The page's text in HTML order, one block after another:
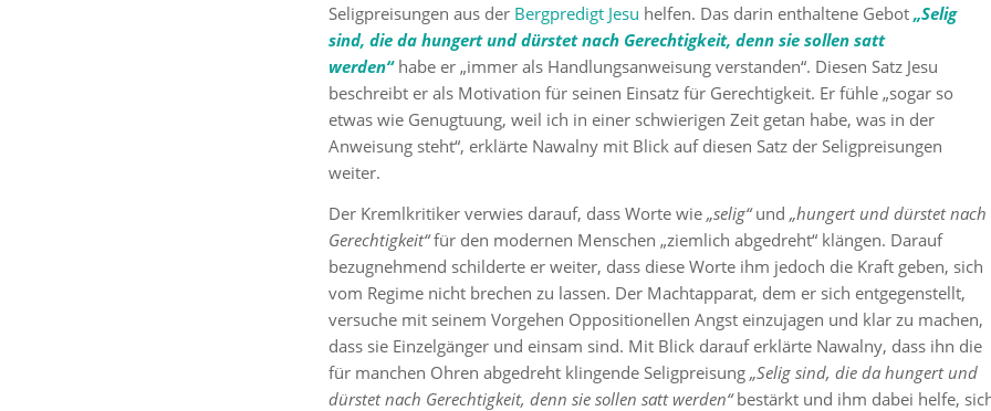
Seligpreisungen aus der Bergpredigt Jesu helfen. Das darin enthaltene Gebot „Selig
sind, die da hungert und dürstet nach Gerechtigkeit, denn sie sollen satt
werden“ habe er „immer als Handlungsanwei­sung verstanden“. Diesen Satz Jesu
beschreibt er als Motivation für seinen Einsatz für Gerechtigkeit. Er fühle „so­gar so
etwas wie Genugtuung, weil ich in einer schwierigen Zeit getan habe, was in der
Anweisung steht“, erklärte Nawalny mit Blick auf diesen Satz der Seligpreisungen
weiter.
Der Kremlkritiker verwies darauf, dass Worte wie „selig“und „hungert und dürstet nach
Gerechtigkeit“für den modernen Menschen „ziemlich abgedreht“ klängen. Darauf
bezugnehmend schilderte er weiter, dass diese Worte ihm jedoch die Kraft geben, sich
vom Regime nicht brechen zu lassen. Der Machtapparat, dem er sich entgegenstellt,
versuche mit seinem Vorgehen Oppositionellen Angst einzujagen und klar zu machen,
dass sie Einzelgänger und einsam sind. Mit Blick darauf erklärte Nawalny, dass ihn die
für manchen Ohren abgedreht klingende Seligpreisung „Selig sind, die da hungert und
dürstet nach Gerechtigkeit, denn sie sollen satt werden“bestärkt und ihm dabei helfe,